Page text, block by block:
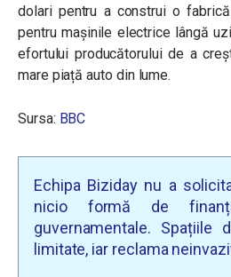
dolari pentru a construi o
pentru mașinile electrice lângă
efortului producătorului de a
mare piață auto din lume.
Sursa: BBC
Echipa Biziday nu a
nicio formă de
guvernamentale. Spațiile
limitate, iar reclama